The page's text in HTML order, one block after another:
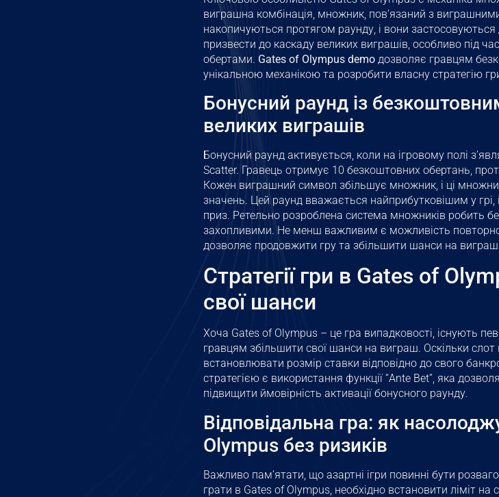
виграшна комбінація, множник, пов’язаний з
накопичуються протягом раунду, і вони
призвести до каскаду великих виграшів, особливо під
обертами. Gates of Olympus demo дозволяє гравцям
унікальною механікою та розробити власну стратегію
Бонусний раунд із
великих виграшів
Бонусний раунд активується, коли на ігровому полі
Scatter. Гравець отримує 10 безкоштовних обертань,
Кожен виграшний символ збільшує множник, і ці
значень. Цей раунд вважається найприбутковішим у
приз. Ретельно розроблена система множників робить
захопливими. Не менш важливим є можливість
дозволяє продовжити гру та збільшити шанси на
Стратегії гри в Gates of
свої шанси
Хоча Gates of Olympus – це гра випадковості, існують
гравцям збільшити свої шанси на виграш. Оскільки
встановлювати розмір ставки відповідно до свого
стратегією є використання функції “Ante Bet”, яка
підвищити ймовірність активації бонусного раунду.
Відповідальна гра: як
Olympus без ризиків
Важливо пам’ятати, що азартні ігри повинні бути
грати в Gates of Olympus, необхідно встановити ліміт на